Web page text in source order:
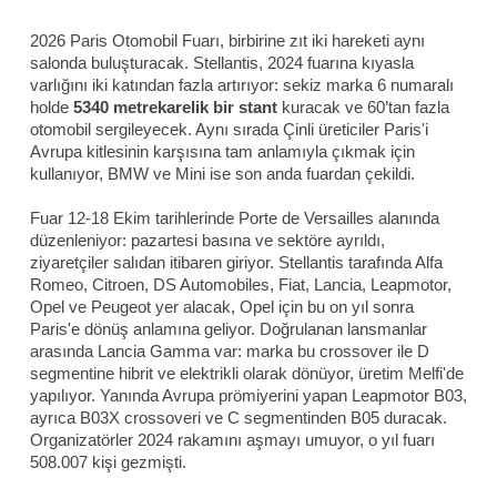
2026 Paris Otomobil Fuarı, birbirine zıt iki hareketi aynı
salonda buluşturacak. Stellantis, 2024 fuarına kıyasla
varlığını iki katından fazla artırıyor: sekiz marka 6 numaralı
holde 5340 metrekarelik bir stant kuracak ve 60’tan fazla
otomobil sergileyecek. Aynı sırada Çinli üreticiler Paris'i
Avrupa kitlesinin karşısına tam anlamıyla çıkmak için
kullanıyor, BMW ve Mini ise son anda fuardan çekildi.
Fuar 12-18 Ekim tarihlerinde Porte de Versailles alanında
düzenleniyor: pazartesi basına ve sektöre ayrıldı,
ziyaretçiler salıdan itibaren giriyor. Stellantis tarafında Alfa
Romeo, Citroen, DS Automobiles, Fiat, Lancia, Leapmotor,
Opel ve Peugeot yer alacak, Opel için bu on yıl sonra
Paris'e dönüş anlamına geliyor. Doğrulanan lansmanlar
arasında Lancia Gamma var: marka bu crossover ile D
segmentine hibrit ve elektrikli olarak dönüyor, üretim Melfi'de
yapılıyor. Yanında Avrupa prömiyerini yapan Leapmotor B03,
ayrıca B03X crossoveri ve C segmentinden B05 duracak.
Organizatörler 2024 rakamını aşmayı umuyor, o yıl fuarı
508.007 kişi gezmişti.